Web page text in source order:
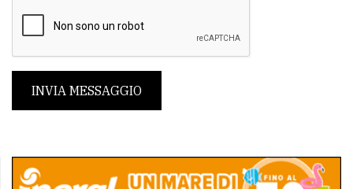
INVIA MESSAGGIO